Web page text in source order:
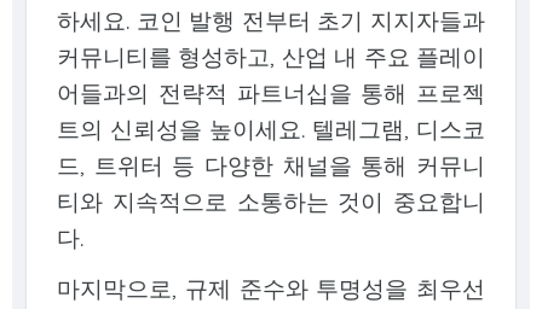
하세요. 코인 발행 전부터 초기 지지자들과
커뮤니티를 형성하고, 산업 내 주요 플레이
어들과의 전략적 파트너십을 통해 프로젝
트의 신뢰성을 높이세요. 텔레그램, 디스코
드, 트위터 등 다양한 채널을 통해 커뮤니
티와 지속적으로 소통하는 것이 중요합니
다.
마지막으로, 규제 준수와 투명성을 최우선